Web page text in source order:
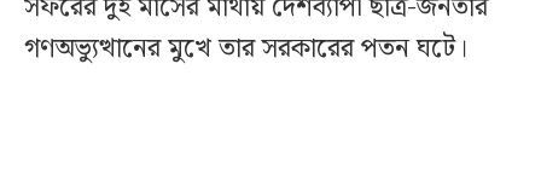
গণঅভ্যুত্থানের মুখে তার সরকারের পতন ঘটে।